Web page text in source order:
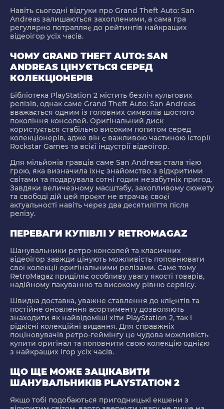
Навіть сьогодні відгуки про Grand Theft Auto: San
Andreas залишаються захопленими, а сама гра
регулярно потрапляє до рейтингів найкращих
відеоігор усіх часів.
ЧОМУ GRAND THEFT AUTO: SAN
ANDREAS ЦІНУЄТЬСЯ СЕРЕД
КОЛЕКЦІОНЕРІВ
Бібліотека PlayStation 2 містить безліч культових
релізів, однак саме Grand Theft Auto: San Andreas
вважається одним із головних символів шостого
покоління консолей. Оригінальний диск
користується стабільно високим попитом серед
колекціонерів, адже він є важливою частиною історії
Rockstar Games та всієї індустрії відеоігор.
Для мільйонів гравців саме San Andreas стала тією
грою, яка визначила їхнє знайомство з відкритими
світами та подарувала сотні годин незабутніх пригод.
Завдяки величезному масштабу, захопливому сюжету
та свободі дій цей проєкт не втрачає своєї
актуальності навіть через два десятиліття після
релізу.
ПЕРЕВАГИ КУПІВЛІ У RETROMAGAZ
Шанувальники ретро-консолей та класичних
відеоігор завжди цінують можливість поповнювати
свої колекції оригінальними релізами. Саме тому
RetroMagaz приділяє особливу увагу якості товарів,
надійному пакуванню та високому рівню сервісу.
Швидка доставка, уважне ставлення до клієнтів та
постійне оновлення асортименту дозволяють
знаходити як найвідоміші хіти PlayStation 2, так і
рідкісні колекційні видання. Для справжніх
поціновувачів ретро-геймінгу це чудова можливість
купити оригінал та поповнити свою колекцію однією
з найкращих ігор усіх часів.
ЩО ЩЕ МОЖЕ ЗАЦІКАВИТИ
ШАНУВАЛЬНИКІВ PLAYSTATION 2
Якщо тобі подобаються пригодницькі екшени з